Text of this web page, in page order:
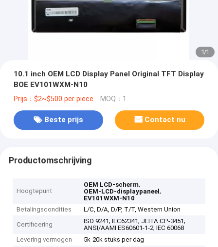
1/1
10.1 inch OEM LCD Display Panel Original TFT Display
BOE EV101WXM-N10
Prijs：$2~$500 per piece MOQ：1
Beste prijs Contact nu
Productomschrijving
Hoogtepunt
OEM LCD-scherm,
OEM-LCD-displaypaneel,
EV101WXM-N10
Betalingscondities
L/C, D/A, D/P, T/T, Western Union
Certificering
ISO 9241; IEC62341; JEITA CP-3451;
ANSI/AAMI ES60601-1-2; IEC 60068
Levering vermogen
5k-20k stuks per dag